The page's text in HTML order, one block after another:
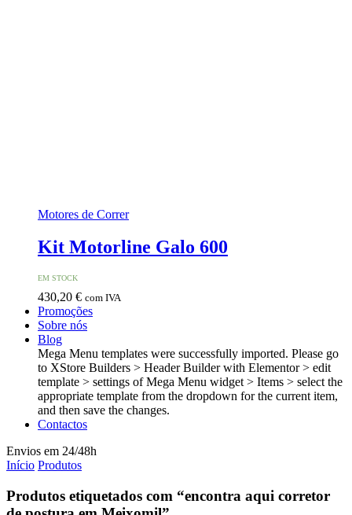
Motores de Correr
Kit Motorline Galo 600
EM STOCK
430,20 € com IVA
Promoções
Sobre nós
Blog
Mega Menu templates were successfully imported. Please go
to XStore Builders > Header Builder with Elementor > edit
template > settings of Mega Menu widget > Items > select the
appropriate template from the dropdown for the current item,
and then save the changes.
Contactos
Envios em 24/48h
Início Produtos
Produtos etiquetados com “encontra aqui corretor